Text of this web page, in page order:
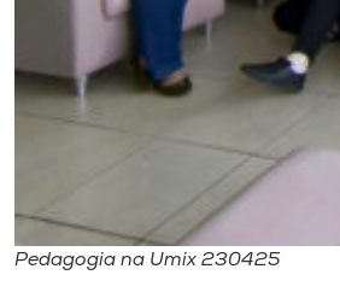
Pedagogia na Umix 230425